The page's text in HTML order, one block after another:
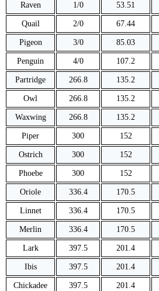
Raven 1/0 53.51
Quail 2/0 67.44
Pigeon 3/0 85.03
Penguin 4/0 107.2
Partridge 266.8 135.2
Owl 266.8 135.2
Waxwing 266.8 135.2
Piper 300 152
Ostrich 300 152
Phoebe 300 152
Oriole 336.4 170.5
Linnet 336.4 170.5
Merlin 336.4 170.5
Lark 397.5 201.4
Ibis 397.5 201.4
Chickadee 397.5 201.4